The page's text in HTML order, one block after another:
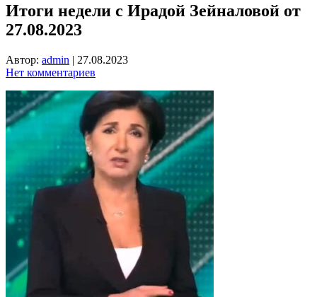
Итоги недели с Ирадой Зейналовой от
27.08.2023
Автор: admin | 27.08.2023
Нет комментариев